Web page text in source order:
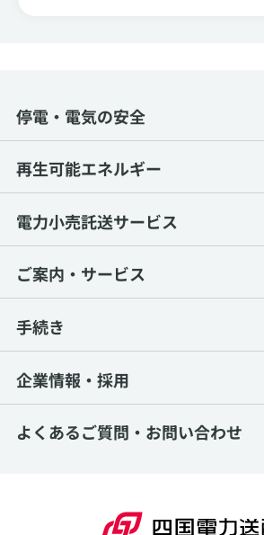
停電・電気の安全
再生可能エネルギー
電力小売託送サービス
ご案内・サービス
手続き
企業情報・採用
よくあるご質問・ お問い合わせ